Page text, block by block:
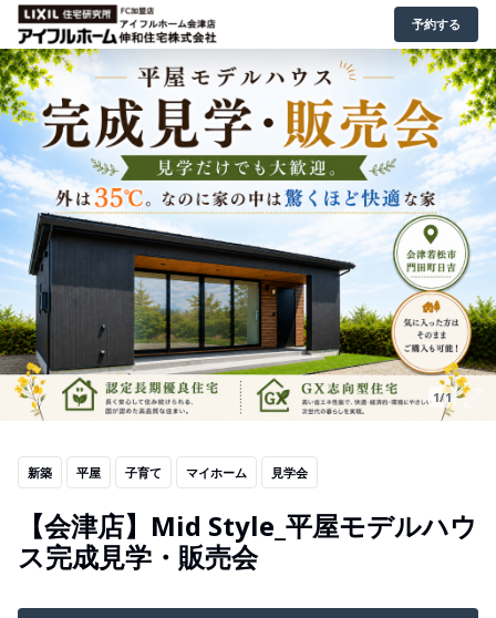
予約する
1/1
新築 平屋 子育て マイホーム 見学会
【会津店】Mid Style_平屋モデルハウ
ス完成見学・販売会